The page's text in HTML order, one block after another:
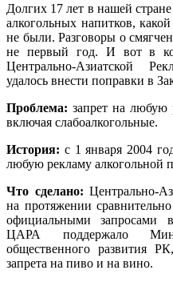
Долгих 17 лет в нашей
алкогольных напитков,
не были. Разговоры о
не первый год. И вот в
Центрально-Азиатской
удалось внести поправки в
Проблема: запрет на любую
включая слабоалкогольные.
История: с 1 января 2004
любую рекламу алкогольной
Что сделано: Центрально-
на протяжении
официальными
ЦАРА поддержало
общественного развития
запрета на пиво и на вино.